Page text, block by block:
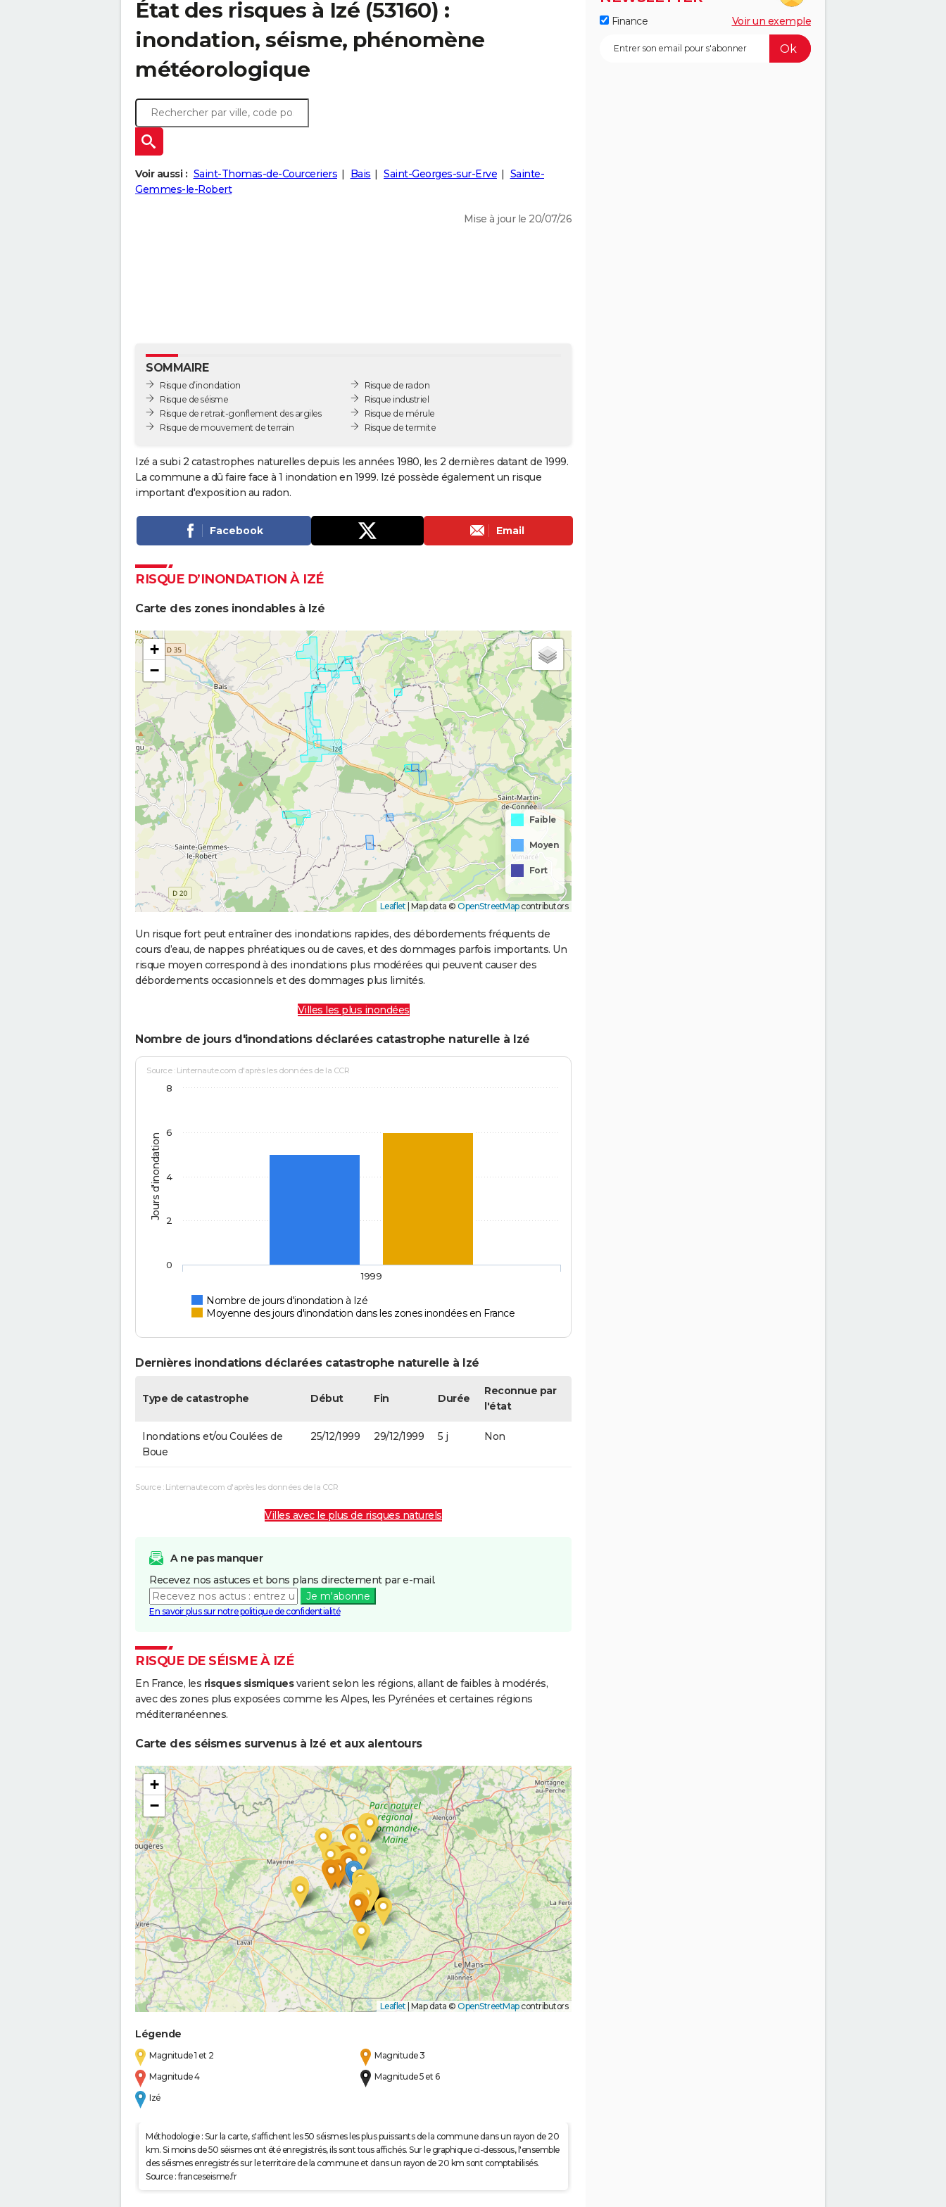
État des risques à Izé (53160) :
inondation, séisme, phénomène
météorologique
Voir aussi : Saint-Thomas-de-Courceriers Bais Saint-Georges-sur-Erve
Sainte-
Gemmes-le-Robert
Mise à jour le 20/07/26
SOMMAIRE
Risque d’inondation
Risque de séisme
Risque de retrait-gonflement des argiles
Risque de mouvement de terrain
Risque de radon
Risque industriel
Risque de mérule
Risque de termite
Izé a subi 2 catastrophes naturelles depuis les années 1980, les 2 dernières datant de 1999.
La commune a dû faire face à 1 inondation en 1999. Izé possède également un risque
important d'exposition au radon.
Facebook Email
RISQUE D’INONDATION À IZÉ
Carte des zones inondables à Izé
+
−
Faible
Moyen
Fort
Leaflet Map data © OpenStreetMapcontributors
Un risque fort peut entraîner des inondations rapides, des débordements fréquents de
cours d’eau, de nappes phréatiques ou de caves, et des dommages parfois importants. Un
risque moyen correspond à des inondations plus modérées qui peuvent causer des
débordements occasionnels et des dommages plus limités.
Villes les plus inondées
Nombre de jours d'inondations déclarées catastrophe naturelle à Izé
Jours d'inondation
Source : Linternaute.com d'après les données de la CCR
Nombre de jours d'inondation à Izé
Moyenne des jours d'inondation dans les zones inondées en France
1999
0
2
4
6
8
Dernières inondations déclarées catastrophe naturelle à Izé
Type de catastrophe Début Fin Durée
Reconnue par
l'état
Inondations et/ou Coulées de
Boue
25/12/1999 29/12/1999 5 j Non
Source : Linternaute.com d'après les données de la CCR
Villes avec le plus de risques naturels
A ne pas manquer
Recevez nos astuces et bons plans directement par e-mail.
Je m'abonne
En savoir plus sur notre politique de confidentialité
RISQUE DE SÉISME À IZÉ
En France, les risques sismiquesvarient selon les régions, allant de faibles à modérés,
avec des zones plus exposées comme les Alpes, les Pyrénées et certaines régions
méditerranéennes.
Carte des séismes survenus à Izé et aux alentours
+
−
Leaflet Map data © OpenStreetMapcontributors
Légende
Magnitude 1 et 2
Magnitude 3
Magnitude 4
Magnitude 5 et 6
Izé
Méthodologie : Sur la carte, s'affichent les 50 séismes les plus puissants de la commune dans un rayon de 20
km. Si moins de 50 séismes ont été enregistrés, ils sont tous affichés. Sur le graphique ci-dessous, l'ensemble
des séismes enregistrés sur le territoire de la commune et dans un rayon de 20 km sont comptabilisés.
Source : franceseisme.fr
Finance Voir un exemple